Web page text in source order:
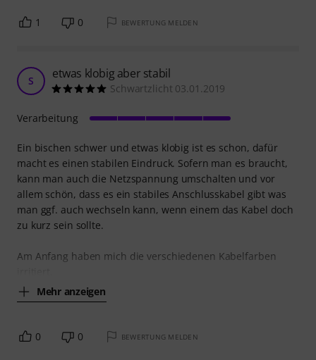
1 0 BEWERTUNG MELDEN
S etwas klobig aber stabil
Schwartzlicht 03.01.2019
Ein bischen schwer und etwas klobig ist es schon, dafür
macht es einen stabilen Eindruck. Sofern man es braucht,
kann man auch die Netzspannung umschalten und vor
allem schön, dass es ein stabiles Anschlusskabel gibt was
man ggf. auch wechseln kann, wenn einem das Kabel doch
zu kurz sein sollte.
Am Anfang haben mich die verschiedenen Kabelfarben
Mehr anzeigen
Verarbeitung
0 0 BEWERTUNG MELDEN